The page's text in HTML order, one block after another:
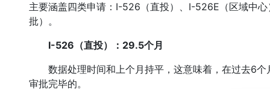
主要涵盖四类申请：I-526（直投）、I-526E（区域中
批）。
I-526（直投）：29.5个月
数据处理时间和上个月持平，这意味着，在过去6个
审批完毕的。